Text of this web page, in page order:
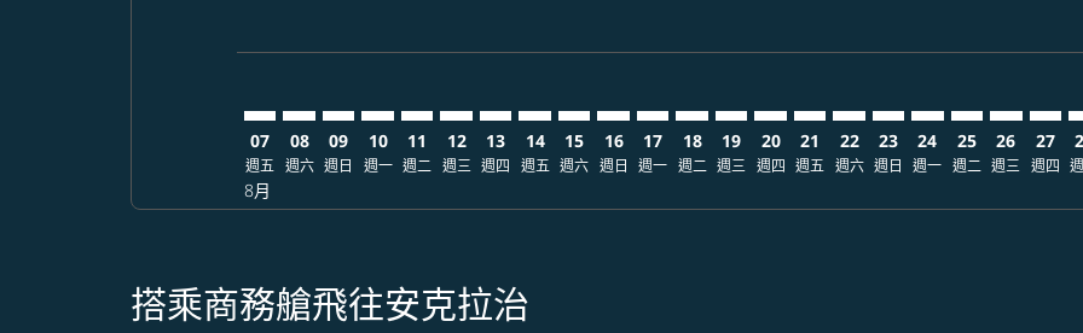
07
週五
8月
08
週六
09
週日
10
週一
11
週二
12
週三
13
週四
14
週五
15
週六
16
週日
17
週一
18
週二
19
週三
20
週四
21
週五
22
週六
23
週日
24
週一
25
週二
26
週三
27
週四
搭乘商務艙飛往安克拉治